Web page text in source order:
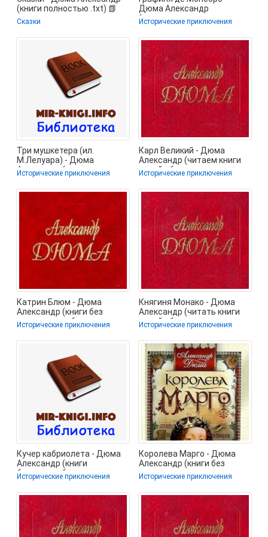
(книги полностью .txt) 📗
Сказки
Дюма Александр
(читаемые книги читать
TXT) 📗
Исторические приключения
Три мушкетера (ил.
М.Лелуара) - Дюма
Александр (книги читать
бесплатно без
Исторические приключения
Карл Великий - Дюма
Александр (читаем книги
онлайн бесплатно
полностью .txt) 📗
Исторические приключения
Катрин Блюм - Дюма
Александр (книги без
регистрации бесплатно
полностью txt) 📗
Исторические приключения
Княгиня Монако - Дюма
Александр (читать книги
онлайн бесплатно полные
версии
Исторические приключения
Кучер кабриолета - Дюма
Александр (книги
бесплатно без
регистрации полные .txt)
Исторические приключения
Королева Марго - Дюма
Александр (книги без
регистрации полные
версии TXT) 📗
Исторические приключения